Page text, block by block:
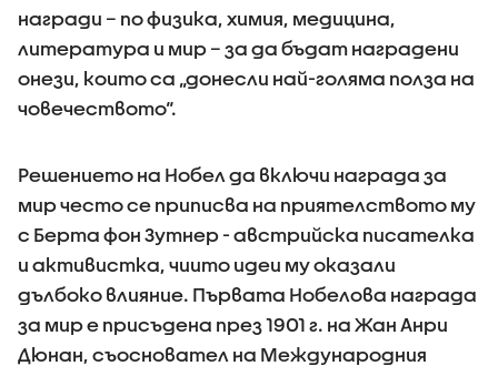
награди – по физика, химия, медицина,
литература и мир – за да бъдат наградени
онези, които са „донесли най-голяма полза на
човечеството“.
Решението на Нобел да включи награда за
мир често се приписва на приятелството му
с Берта фон Зутнер - австрийска писателка
и активистка, чиито идеи му оказали
дълбоко влияние. Първата Нобелова награда
за мир е присъдена през 1901 г. на Жан Анри
Дюнан, съосновател на Международния